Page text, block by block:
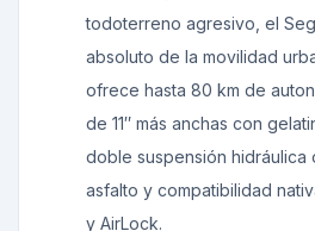
todoterreno agresivo, el
absoluto de la movilidad
ofrece hasta 80 km de
de 11″ más anchas con
doble suspensión hidráulica
asfalto y compatibilidad
y AirLock.